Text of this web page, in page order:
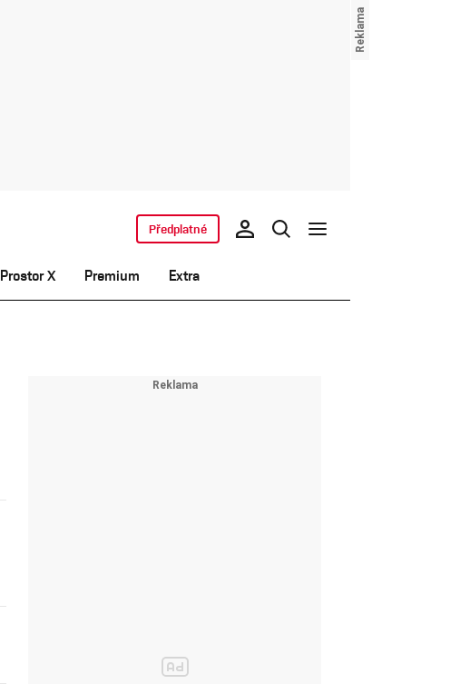
Prostor X Premium Extra
Předplatné